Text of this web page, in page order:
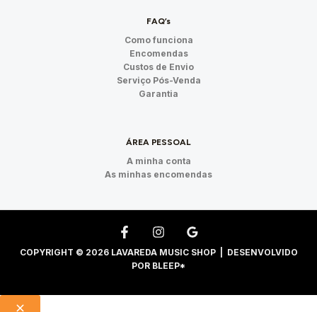
FAQ’s
Como funciona
Encomendas
Custos de Envio
Serviço Pós-Venda
Garantia
ÁREA PESSOAL
A minha conta
As minhas encomendas
COPYRIGHT © 2026 LAVAREDA MUSIC SHOP | DESENVOLVIDO
POR BLEEP*